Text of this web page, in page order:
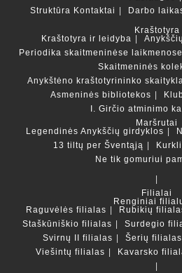
Struktūra Kontaktai Darbo
Kraštotyra
Kraštotyra ir leidyba
Periodika skaitmeninėse laikmenose
Skaitmeninės
Anykštėno kraštotyrininko
Asmeninės bibliotekos
I. Girčio atminimo
Maršrutai
Legendinės Anykščių girdyklos
13 tiltų per Šventąją
Ne tik gomuriui
Filialai
Renginiai
Raguvėlės filialas
Rubikių
Staškūniškio filialas
Surdegio
Svirnų II filialas
Šerių filialas
Viešintų filialas
Kavarsko